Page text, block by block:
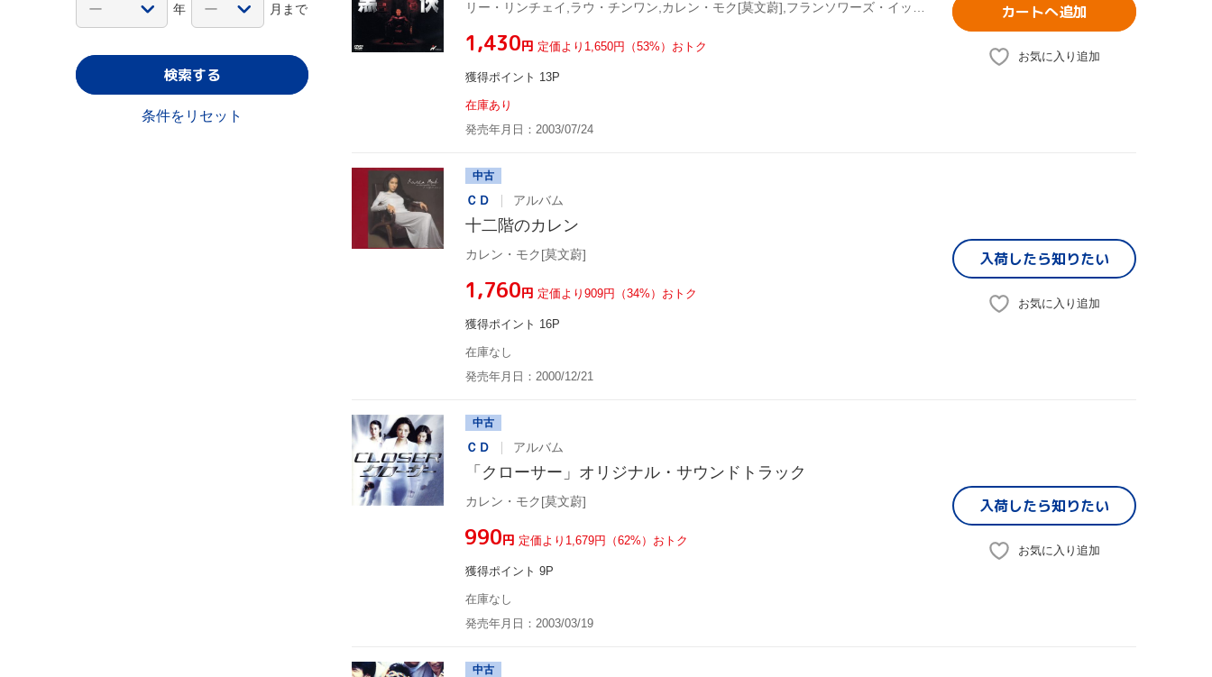
¥1,430円 定価より1,650円（53%）おトク
獲得ポイント 13P
在庫あり
発売年月日：2003/07/24
カートへ追加
お気に入り追加
中古
ＣＤ アルバム
十二階のカレン
カレン・モク[莫文蔚]
¥1,760円 定価より909円（34%）おトク
獲得ポイント 16P
在庫なし
発売年月日：2000/12/21
入荷したら知りたい
お気に入り追加
中古
ＣＤ アルバム
「クローサー」オリジナル・サウンドトラック
カレン・モク[莫文蔚]
¥990円 定価より1,679円（62%）おトク
獲得ポイント 9P
在庫なし
発売年月日：2003/03/19
入荷したら知りたい
お気に入り追加
中古
年 月まで
検索する
条件をリセット